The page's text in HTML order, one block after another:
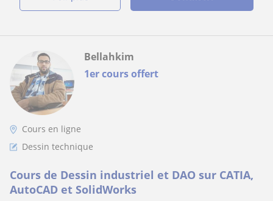
1er cours offert
Bellahkim
Cours en ligne
Dessin technique
Cours de Dessin industriel et DAO sur CATIA,
AutoCAD et SolidWorks